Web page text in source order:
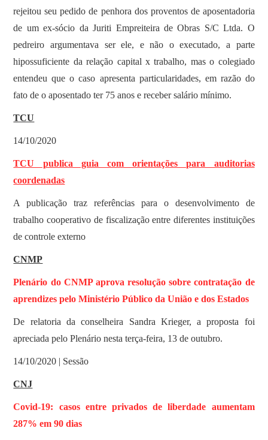
rejeitou seu pedido de penhora dos proventos de aposentadoria
de um ex-sócio da Juriti Empreiteira de Obras S/C Ltda. O
pedreiro argumentava ser ele, e não o executado, a parte
hipossuficiente da relação capital x trabalho, mas o colegiado
entendeu que o caso apresenta particularidades, em razão do
fato de o aposentado ter 75 anos e receber salário mínimo.
TCU
14/10/2020
TCU publica guia com orientações para auditorias
coordenadas
A publicação traz referências para o desenvolvimento de
trabalho cooperativo de fiscalização entre diferentes instituições
de controle externo
CNMP
Plenário do CNMP aprova resolução sobre contratação de
aprendizes pelo Ministério Público da União e dos Estados
De relatoria da conselheira Sandra Krieger, a proposta foi
apreciada pelo Plenário nesta terça-feira, 13 de outubro.
14/10/2020 | Sessão
CNJ
Covid-19: casos entre privados de liberdade aumentam
287% em 90 dias